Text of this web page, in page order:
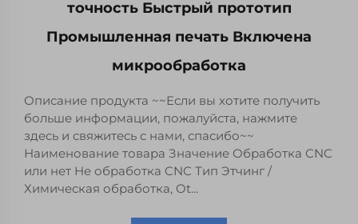
точность Быстрый прототип
Промышленная печать Включена
микрообработка
Описание продукта ~~Если вы хотите получить
больше информации, пожалуйста, нажмите
здесь и свяжитесь с нами, спасибо~~
Наименование товара Значение Обработка CNC
или нет Не обработка CNC Тип Этчинг /
Химическая обработка, Ot...